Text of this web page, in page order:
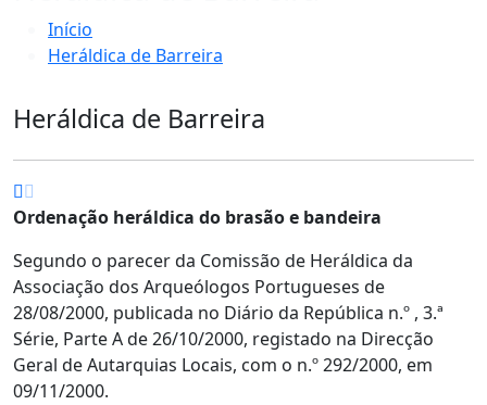
Início
Heráldica de Barreira
Heráldica de Barreira
Ordenação heráldica do brasão e bandeira
Segundo o parecer da Comissão de Heráldica da
Associação dos Arqueólogos Portugueses de
28/08/2000, publicada no Diário da República n.º , 3.ª
Série, Parte A de 26/10/2000, registado na Direcção
Geral de Autarquias Locais, com o n.º 292/2000, em
09/11/2000.